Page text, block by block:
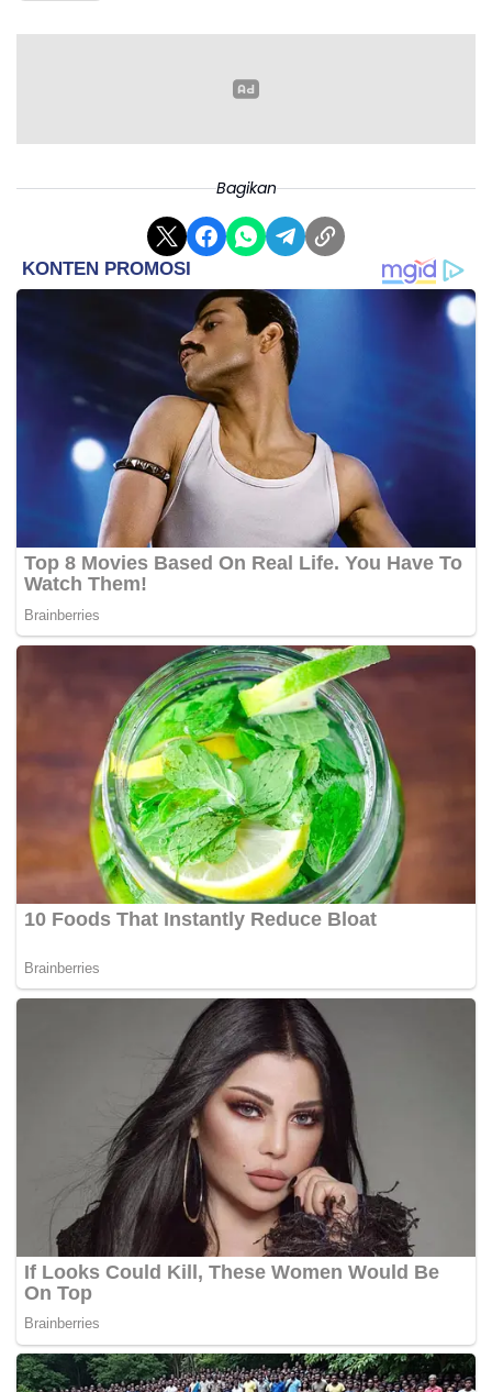
Pengawasan ini akan semakin diperketat menjelang Lebaran
Menteri Perdagangan (Mendag) Budi Santoso menegaskan,
konsumsi BBM meningkat saat Lebaran. Pemerintah ingin
memastikan masyarakat tidak dirugikan oleh kecurangan takaran
"Dan ini mendekati lebaran, jadi kami akan lebih berketat lagi.
Jangan sampai masyarakat khususnya kalau mau lebaran kan
konsumsi BBM-nya bertambah. Jangan sampai dirugikan," ucap
Dirtipidter Bareskrim Polri, Brigjen Pol Nunung Syaifuddin usai
melakukan expose di SPBU Pertamina milik pengusaha di Jalan
Alternatif Sentul, Kabupaten Bogor, Jawa Barat, Rabu
(19/3/2025).
Menurutnya, pengawasan akan dilakukan bersama Polri dan
instansi terkait lainnya. Pemerintah ingin memastikan takaran
BBM sesuai ketentuan yang berlaku.
Lebih lanjut, ia mengungkapkan langkah ini diambil untuk
melindungi hak konsumen. Masyarakat berhak mendapatkan
BBM dengan takaran yang benar.
Bagikan